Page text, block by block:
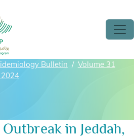
Bulletin
Volume 31
2024
in Jeddah,